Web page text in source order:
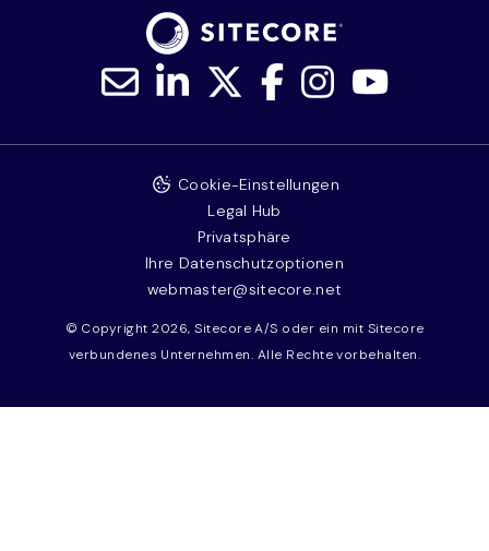
© Copyright 2026, Sitecore A/S oder ein mit Sitecore
verbundenes Unternehmen. Alle Rechte vorbehalten.
Cookie-Einstellungen
Legal Hub
Privatsphäre
Ihre Datenschutzoptionen
webmaster@sitecore.net